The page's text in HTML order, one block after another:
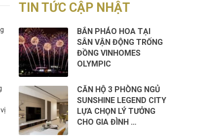
TIN TỨC CẬP NHẬT
BẮN PHÁO HOA TẠI
SÂN VẬN ĐỘNG TRỐNG
ĐỒNG VINHOMES
OLYMPIC
CĂN HỘ 3 PHÒNG NGỦ
SUNSHINE LEGEND CITY
LỰA CHỌN LÝ TƯỞNG
CHO GIA ĐÌNH …